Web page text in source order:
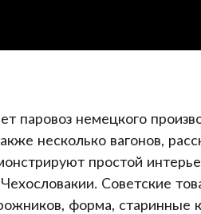
паровоз немецкого
несколько вагонов,
простой
Советские
форма, старинные